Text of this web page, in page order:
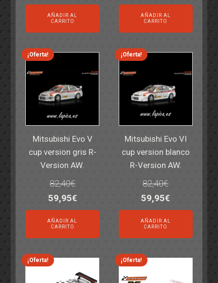
precio
original
era:
14,30€.
precio
actual
es:
11,25€.
AÑADIR AL
CARRITO
precio
original
era:
6,00€.
precio
actual
es:
4,50€.
AÑADIR AL
CARRITO
¡Oferta!
Mitsubishi Evo V
cup version gris R-
Version AW.
82,40€
El
precio
original
era:
82,40€.
59,95€El
precio
es:
59,95€.
AÑADIR AL
CARRITO
¡Oferta!
Mitsubishi Evo VI
cup version blanco
R-Version AW.
82,40€
El
precio
original
era:
82,40€.
59,95€El
precio
es:
59,95€.
AÑADIR AL
CARRITO
¡Oferta! ¡Oferta!